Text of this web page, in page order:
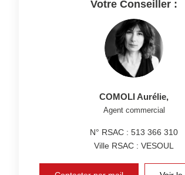
Votre Conseiller :
COMOLI Aurélie,
Agent commercial
N° RSAC : 513 366 310
Ville RSAC : VESOUL